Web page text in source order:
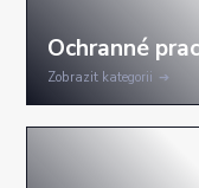
Zobrazit kategorii